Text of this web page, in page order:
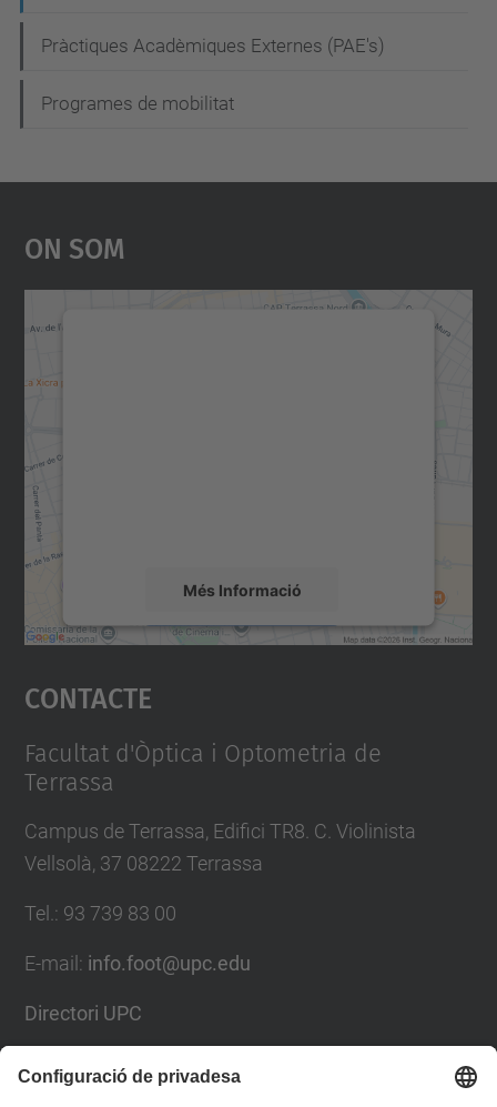
Pràctiques Acadèmiques Externes (PAE's)
Programes de mobilitat
On Som
Més Informació
Accepta
powered by
Contacte
Facultat d'Òptica i Optometria de
Terrassa
Campus de Terrassa, Edifici TR8. C. Violinista
Vellsolà, 37 08222 Terrassa
Tel. : 93 739 83 00
E-mail : info.foot@upc.edu
Directori UPC
Formulari de contacte